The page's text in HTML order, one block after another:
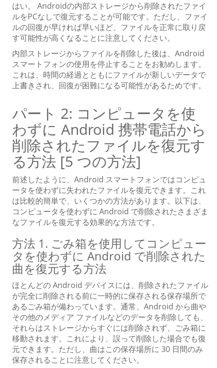
はい。 Androidの内部ストレージから削除されたファイ
ルをPCなしで復元することが可能です。ただし、ファイ
ルの回復が早ければ早いほど、ファイルを正常に取り戻
す可能性が高くなることに注意してください。
内部ストレージからファイルを削除した後は、Android
スマートフォンの使用を停止することをお勧めします。
これは、時間の経過とともにファイルが新しいデータで
上書きされ、回復が困難になる可能性があるためです。
パート 2: コンピュータを使
わずに Android 携帯電話から
削除されたファイルを復元す
る方法 [5 つの方法]
前述したように、Android スマートフォンではコンピュ
ータを使わずに失われたファイルを復元できます。これ
は比較的簡単で、いくつかの方法があります。以下は、
コンピュータを使わずに Android で削除されたさまざま
なファイルを復元する効果的な方法です。
方法 1. ごみ箱を使用してコンピュー
タを使わずに Android で削除された
曲を復元する方法
ほとんどの Android デバイスには、削除されたファイル
が完全に削除される前に一時的に保存される保存場所で
あるごみ箱が備わっています。通常、Android から曲や
その他のメディア ファイルなどのデータを削除しても、
それらはストレージからすぐには削除されず、ごみ箱に
移動されます。これにより、誤って削除した場合でも復
元できます。ただし、曲はこの保存場所に 30 日間のみ
保存されることに注意してください。